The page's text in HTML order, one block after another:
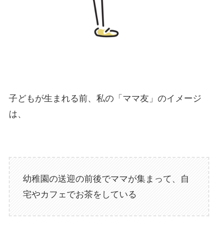
子どもが生まれる前、私の「ママ友」のイメージ
は、
幼稚園の送迎の前後でママが集まって、自
宅やカフェでお茶をしている